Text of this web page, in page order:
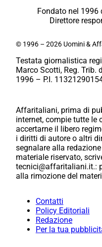
Fondato nel 1996
Direttore
© 1996 – 2026 Uomini &
Testata giornalistica
Marco Scotti, Reg. Trib.
1996 – P.I.
Affaritaliani, prima di
internet, compie tutte le
accertarne il libero
i diritti di autore o altri
segnalare alla
materiale riservato,
tecnici@affaritaliani.it.:
alla rimozione del
Contatti
Policy Editoriali
Redazione
Per la tua